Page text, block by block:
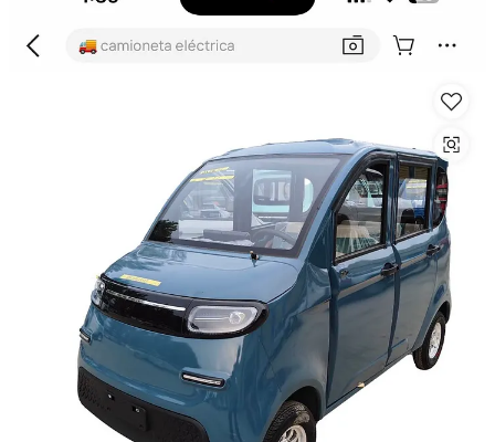
Discusión sobre este post
Comentarios Restacks